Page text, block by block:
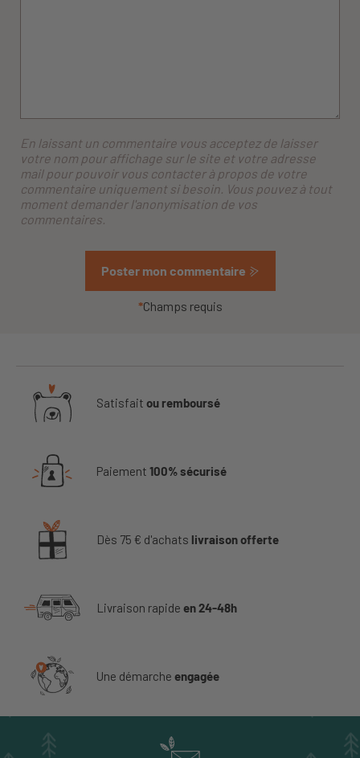
En laissant un commentaire vous acceptez de laisser
votre nom pour affichage sur le site et votre adresse
mail pour pouvoir vous contacter à propos de votre
commentaire uniquement si besoin. Vous pouvez à tout
moment demander l'anonymisation de vos
commentaires.
Poster mon commentaire
*Champs requis
Satisfait ou remboursé
Paiement 100% sécurisé
Dès 75 € d'achats livraison offerte
Livraison rapide en 24-48h
Une démarche engagée